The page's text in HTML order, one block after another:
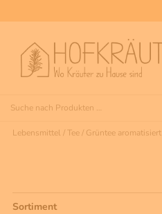
Lebensmittel / Tee/ Grüntee aromatisiert
Sortiment